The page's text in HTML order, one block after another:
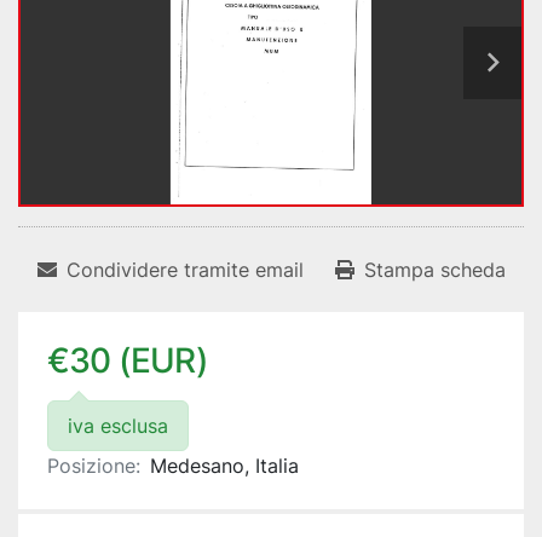
Condividere tramite email Stampa scheda
€30 (EUR)
iva esclusa
Posizione: Medesano, Italia